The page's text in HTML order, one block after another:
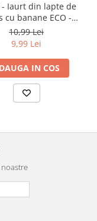
- Iaurt din lapte de
cu banane ECO -
Rawckers
10,99 Lei
9,99 Lei
IN COS